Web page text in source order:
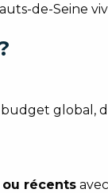
de-Seine
global,
récents